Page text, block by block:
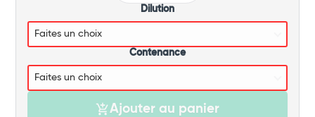
Dilution
Contenance
Ajouter au panier